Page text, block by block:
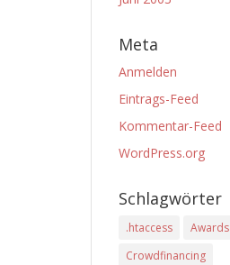
Meta
Anmelden
Eintrags-Feed
Kommentar-Feed
WordPress.org
Schlagwörter
.htaccess
Awards
Crowdfinancing